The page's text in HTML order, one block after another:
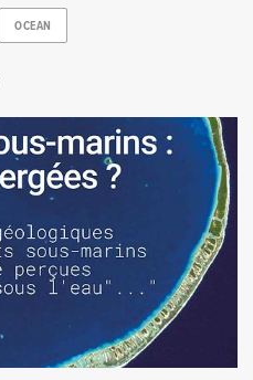
OCEAN